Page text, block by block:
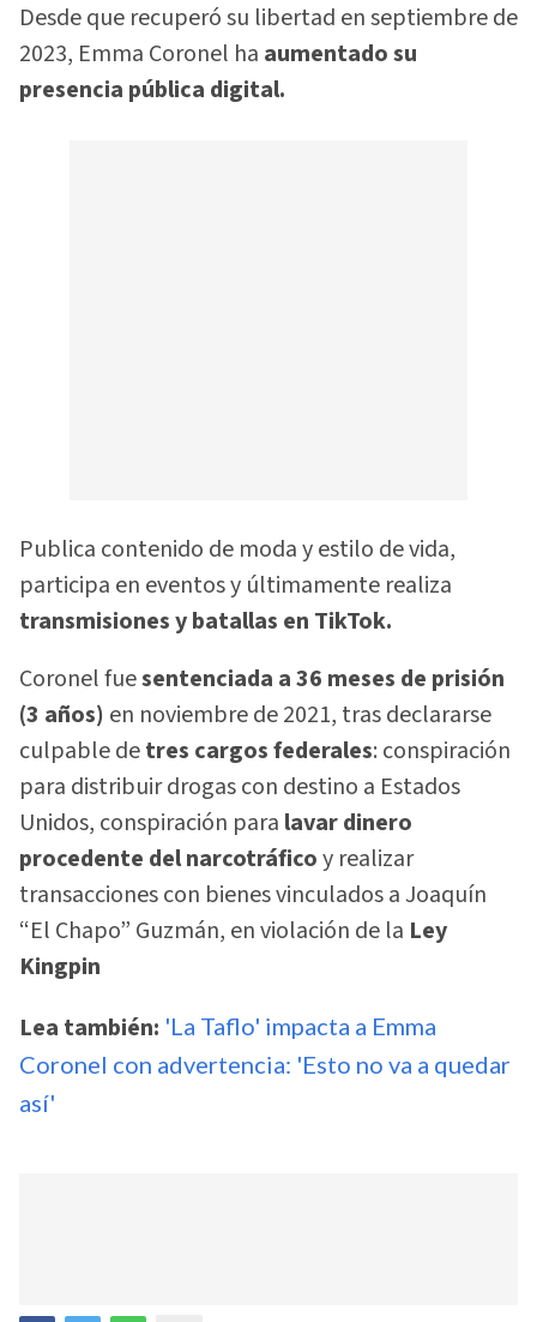
Desde que recuperó su libertad en septiembre de
2023, Emma Coronel ha aumentado su
presencia pública digital.
Publica contenido de moda y estilo de vida,
participa en eventos y últimamente realiza
transmisiones y batallas en TikTok.
Coronel fuesentenciada a 36 meses de prisión
(3 años) en noviembre de 2021, tras declararse
culpable detres cargos federales: conspiración
para distribuir drogas con destino a Estados
Unidos, conspiración para lavar dinero
procedente del narcotráficoy realizar
transacciones con bienes vinculados a Joaquín
“El Chapo” Guzmán, en violación de la Ley
Kingpin
Lea también: 'La Taflo' impacta a Emma
Coronel con advertencia: 'Esto no va a quedar
así'